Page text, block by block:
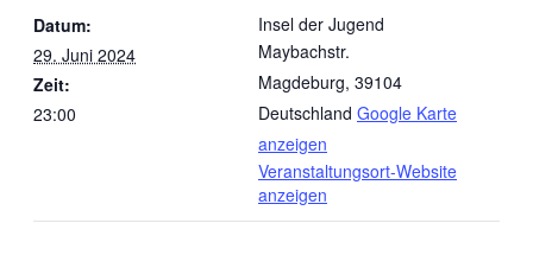
Datum:
29. Juni 2024
Zeit:
23:00
Insel der Jugend
Maybachstr.
Magdeburg, 39104
Deutschland Google Karte
anzeigen
Veranstaltungsort-Website
anzeigen